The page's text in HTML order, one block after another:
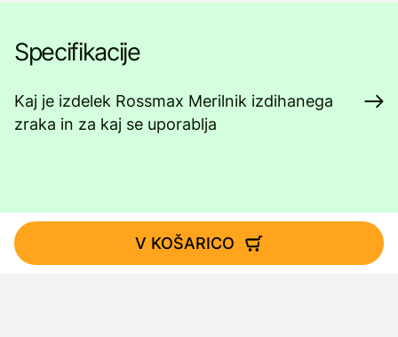
Specifikacije
Kaj je izdelek Rossmax Merilnik izdihanega
zraka in za kaj se uporablja
V KOŠARICO